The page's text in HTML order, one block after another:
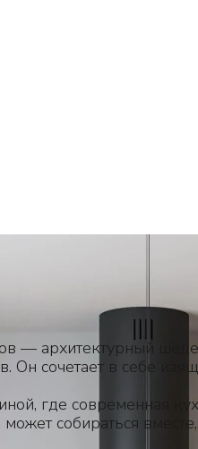
— архитектурный
сочетает в себе
где современная
собираться вместе,